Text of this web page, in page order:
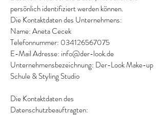
persönlich identifiziert werden können.
Die Kontaktdaten des Unternehmens:
Name: Aneta Cecek
Telefonnummer: 034126567075
E-Mail Adresse: info@der-look.de
Unternehmensbezeichnung: Der-Look Make-up
Schule & Styling Studio
Die Kontaktdaten des
Datenschutzbeauftragten: